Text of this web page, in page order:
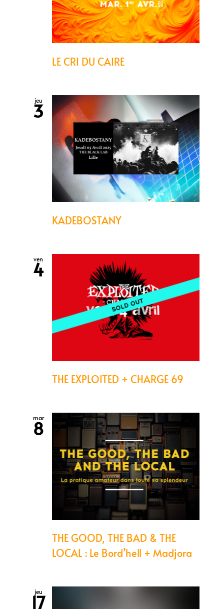
LE CRI DU CAIRE
jeu
3
KADEBOSTANY
ven
4
THE EXPLOITED + CHARGE 69
mar
8
THE GOOD, THE BAD & THE
LOCAL : Le Bord’hell + Madjora
jeu
17